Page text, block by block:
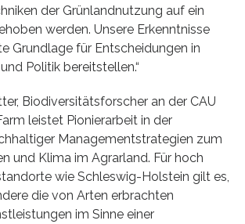
der Grünlandnutzung auf ein
werden. Unsere Erkenntnisse
Grundlage für Entscheidungen in
Politik bereitstellen.“
Biodiversitätsforscher an der CAU
leistet Pionierarbeit in der
Managementstrategien zum
und Klima im Agrarland. Für hoch
wie Schleswig-Holstein gilt es,
die von Arten erbrachten
im Sinne einer